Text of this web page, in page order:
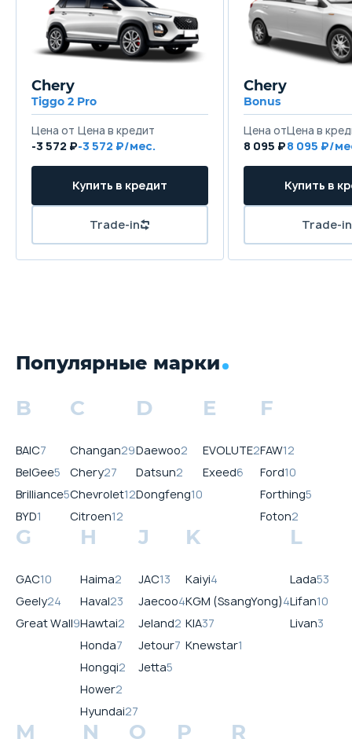
Chery
Tiggo 2 Pro
Цена от
-3 572 ₽
Цена в кредит
-3 572 ₽/мес.
Купить в кредит
Trade-in
Chery
Bonus
Цена от
8 095 ₽
Цена в
8 095 ₽/
Купить в
Trade-in
Популярные марки
B
BAIC7
BelGee5
Brilliance5
BYD1
C
Changan29
Chery27
Chevrolet12
Citroen12
D
Daewoo2
Datsun2
Dongfeng10
E
EVOLUTE2
Exeed6
F
FAW12
Ford10
Forthing5
Foton2
G
GAC10
Geely24
Great Wall9
H
Haima2
Haval23
Hawtai2
Honda7
Hongqi2
Hower2
Hyundai27
J
JAC13
Jaecoo4
Jeland2
Jetour7
Jetta5
K
Kaiyi4
KGM (SsangYong)4
KIA37
Knewstar1
L
Lada53
Lifan10
Livan3
M N O P R